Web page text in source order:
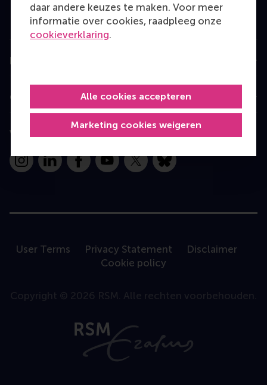
daar andere keuzes te maken. Voor meer
informatie over cookies, raadpleeg onze
cookieverklaring.
Marketing cookies weigeren
Alle cookies accepteren
Executive Education
Programme finder
Information for
Contact
Volg ons
InstagramLinkedInFacebookYouTube
X Bluesky
User Terms Privacy Statement
Disclaimer
Cookie policy